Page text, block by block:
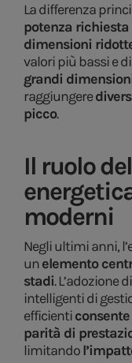
La differenza
potenza
dimensioni
valori più bassi e
grandi
raggiungere
picco.
Il ruolo
moderni
Negli ultimi anni,
unelemento
stadi. L’adozione
intelligenti di
efficienti
parità di
limitando